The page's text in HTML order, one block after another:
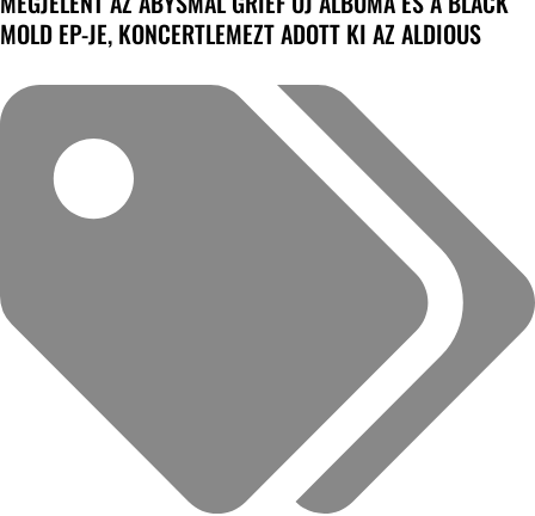
MOLD EP-JE, KONCERTLEMEZT ADOTT KI AZ ALDIOUS